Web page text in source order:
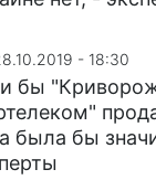
- 18:30
бы
была бы